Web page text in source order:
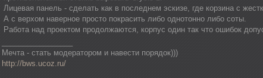
Лицевая панель - сделать как в последнем эскизе, где корзина с
А с верхом наверное просто покрасить либо однотонно либо соты.
Работа над проектом продолжаются, корпус один так что ошибок
Мечта - стать модератором и навести порядок)))
http://bws.ucoz.ru/